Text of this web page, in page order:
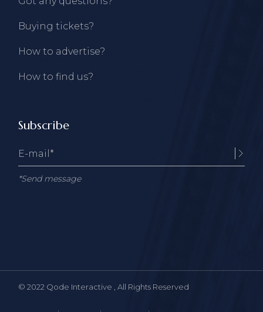
Buying tickets?
How to advertise?
How to find us?
Subscribe
*Send message
© 2022 Qode Interactive , All Rights Reserved